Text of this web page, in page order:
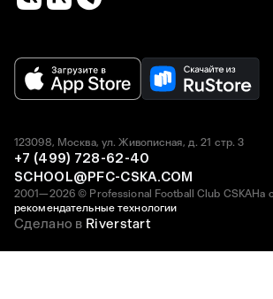
2001—2026 © Professional Football Club CSKAНа
рекомендательные технологии
123098, Москва, ул. Живописная, д. 21 стр. 3
+7 (499) 728-62-40
SCHOOL@PFC-CSKA.COM
Сделано в Riverstart